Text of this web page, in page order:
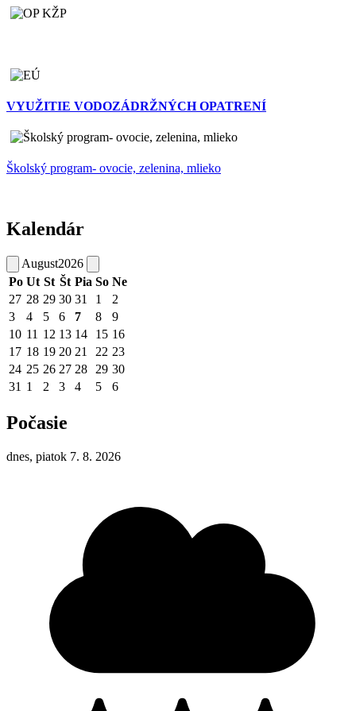
VYUŽITIE VODOZÁDRŽNÝCH OPATRENÍ
Školský program- ovocie, zelenina, mlieko
Kalendár
August2026
Po Ut St Št Pia So Ne
27 28 29 30 31 1
2
3
4 5 6 7 8
9
10 11 12 13 14 15 16
17 18 19 20 21 22 23
24 25 26 27 28 29 30
31 1 2 3 4 5 6
Počasie
dnes, piatok 7. 8. 2026